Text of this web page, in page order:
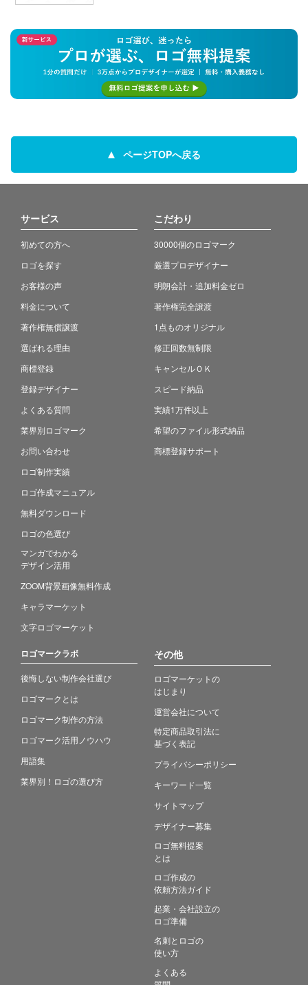
ページTOPへ戻る
サービス
初めての方へ
ロゴを探す
お客様の声
料金について
著作権無償譲渡
選ばれる理由
商標登録
登録デザイナー
よくある質問
業界別ロゴマーク
お問い合わせ
ロゴ制作実績
ロゴ作成マニュアル
無料ダウンロード
ロゴの色選び
マンガでわかる
デザイン活用
ZOOM背景画像無料作成
キャラマーケット
文字ロゴマーケット
こだわり
30000個のロゴマーク
厳選プロデザイナー
明朗会計・追加料金ゼロ
著作権完全譲渡
1点ものオリジナル
修正回数無制限
キャンセルＯＫ
スピード納品
実績1万件以上
希望のファイル形式納品
商標登録サポート
ロゴマークラボ
後悔しない制作会社選び
ロゴマークとは
ロゴマーク制作の方法
ロゴマーク活用ノウハウ
用語集
業界別！ロゴの選び方
その他
ロゴマーケットの
はじまり
運営会社について
特定商品取引法に
基づく表記
プライバシーポリシー
キーワード一覧
サイトマップ
デザイナー募集
ロゴ無料提案
とは
ロゴ作成の
依頼方法ガイド
起業・会社設立の
ロゴ準備
名刺とロゴの
使い方
よくある